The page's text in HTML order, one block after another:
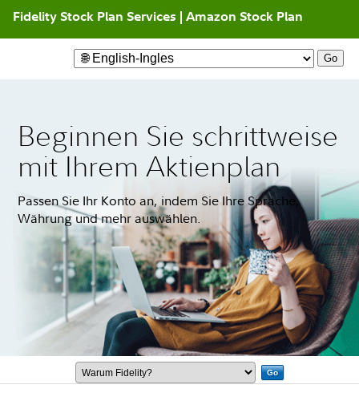
Fidelity Stock Plan Services | Amazon Stock Plan
Beginnen Sie schrittweise
mit Ihrem Aktienplan
Passen Sie Ihr Konto an, indem Sie Ihre Sprache,
Währung und mehr auswählen.
Go